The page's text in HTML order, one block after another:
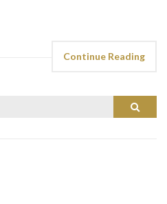
Continue Reading
Search